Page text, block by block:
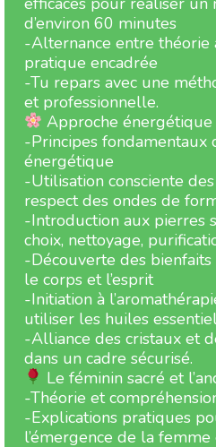
d’environ 60 minutes
-Alternance entre théorie
pratique encadrée
-Tu repars avec une
et professionnelle.
Approche
-Principes fondamentaux
énergétique
-Utilisation consciente
respect des ondes de
-Introduction aux pierres
choix, nettoyage,
-Découverte des
le corps et l’esprit
-Initiation à
utiliser les huiles
-Alliance des cristaux et
dans un cadre sécurisé.
Le féminin sacré et
-Théorie et
-Explications pratiques
l’émergence de la femme